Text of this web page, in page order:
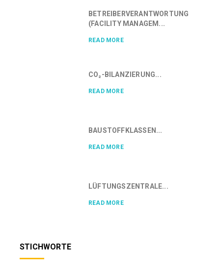
BETREIBERVERANTWORTUNG
(FACILITY MANAGEM...
READ MORE
CO₂-BILANZIERUNG...
READ MORE
BAUSTOFFKLASSEN...
READ MORE
LÜFTUNGSZENTRALE...
READ MORE
STICHWORTE